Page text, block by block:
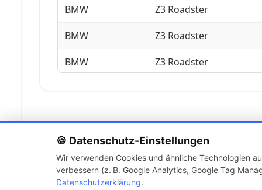
🍪 Datenschutz-Einstellungen
Wir verwenden Cookies und ähnliche Technologien
verbessern (z. B. Google Analytics, Google Tag
Datenschutzerklärung.
BMW Z3 Roadster
BMW Z3 Roadster
BMW Z3 Roadster
BMW Z3 Roadster
BMW Z3 Roadster